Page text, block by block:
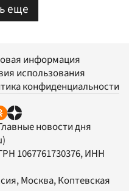
еще
информация
использования
конфиденциальности
новости дня
1067761730376, ИНН
Москва, Коптевская